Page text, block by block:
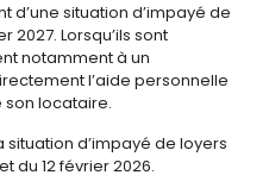
d’une situation d’impayé de
2027. Lorsqu’ils sont
notamment à un
l’aide personnelle
locataire.
d’impayé de loyers
du 12 février 2026.